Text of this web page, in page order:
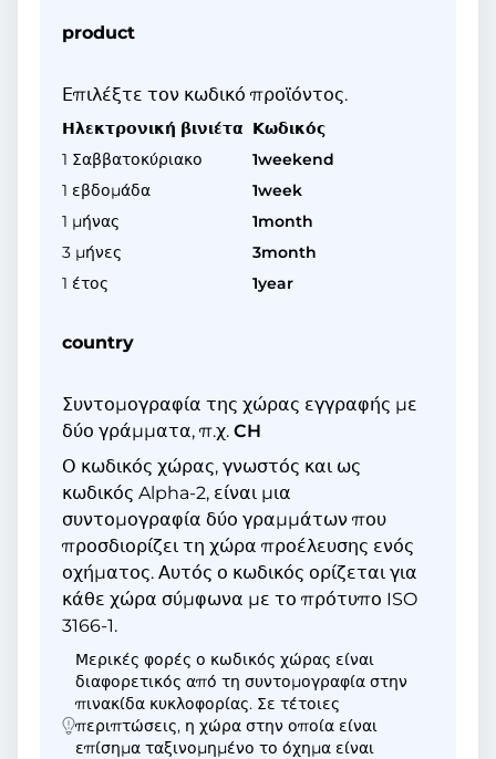
product
Επιλέξτε τον κωδικό προϊόντος.
Ηλεκτρονική βινιέτα Κωδικός
1 Σαββατοκύριακο
1weekend
1 εβδομάδα
1week
1 μήνας
1month
3 μήνες
3month
1 έτος
1year
country
Συντομογραφία της χώρας εγγραφής με
δύο γράμματα, π.χ. CH
Ο κωδικός χώρας, γνωστός και ως
κωδικός Alpha-2, είναι μια
συντομογραφία δύο γραμμάτων που
προσδιορίζει τη χώρα προέλευσης ενός
οχήματος. Αυτός ο κωδικός ορίζεται για
κάθε χώρα σύμφωνα με το πρότυπο ISO
3166-1.
Μερικές φορές ο κωδικός χώρας είναι
διαφορετικός από τη συντομογραφία στην
πινακίδα κυκλοφορίας. Σε τέτοιες
περιπτώσεις, η χώρα στην οποία είναι
επίσημα ταξινομημένο το όχημα είναι